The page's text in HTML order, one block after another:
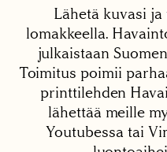
Lähetä kuvasi
lomakkeella.
julkaistaan
Toimitus poimii
printtilehden
lähettää meille
Youtubessa tai